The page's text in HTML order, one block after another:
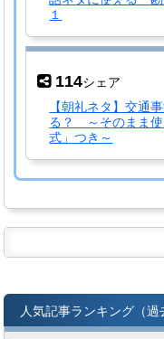
１
114シェア
【朝礼ネタ】交通
る？ ～そのまま使
式」つき～
人気記事ランキング（過